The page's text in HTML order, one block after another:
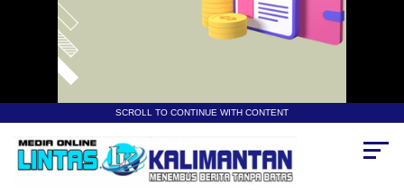
SCROLL TO CONTINUE WITH CONTENT